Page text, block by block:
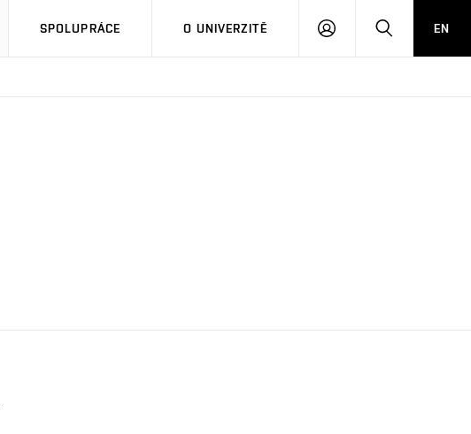
SPOLUPRÁCE O UNIVERZITĚ
PŘIHLÁSIT HLEDATEN